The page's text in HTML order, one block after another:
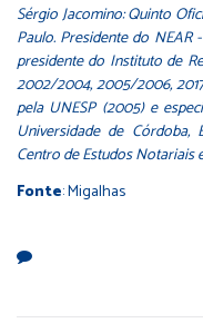
Sérgio Jacomino: Quinto
Paulo. Presidente do NEAR
presidente do Instituto de
2002/2004, 2005/2006,
pela UNESP (2005) e
Universidade de
Centro de Estudos Notariais
Fonte: Migalhas